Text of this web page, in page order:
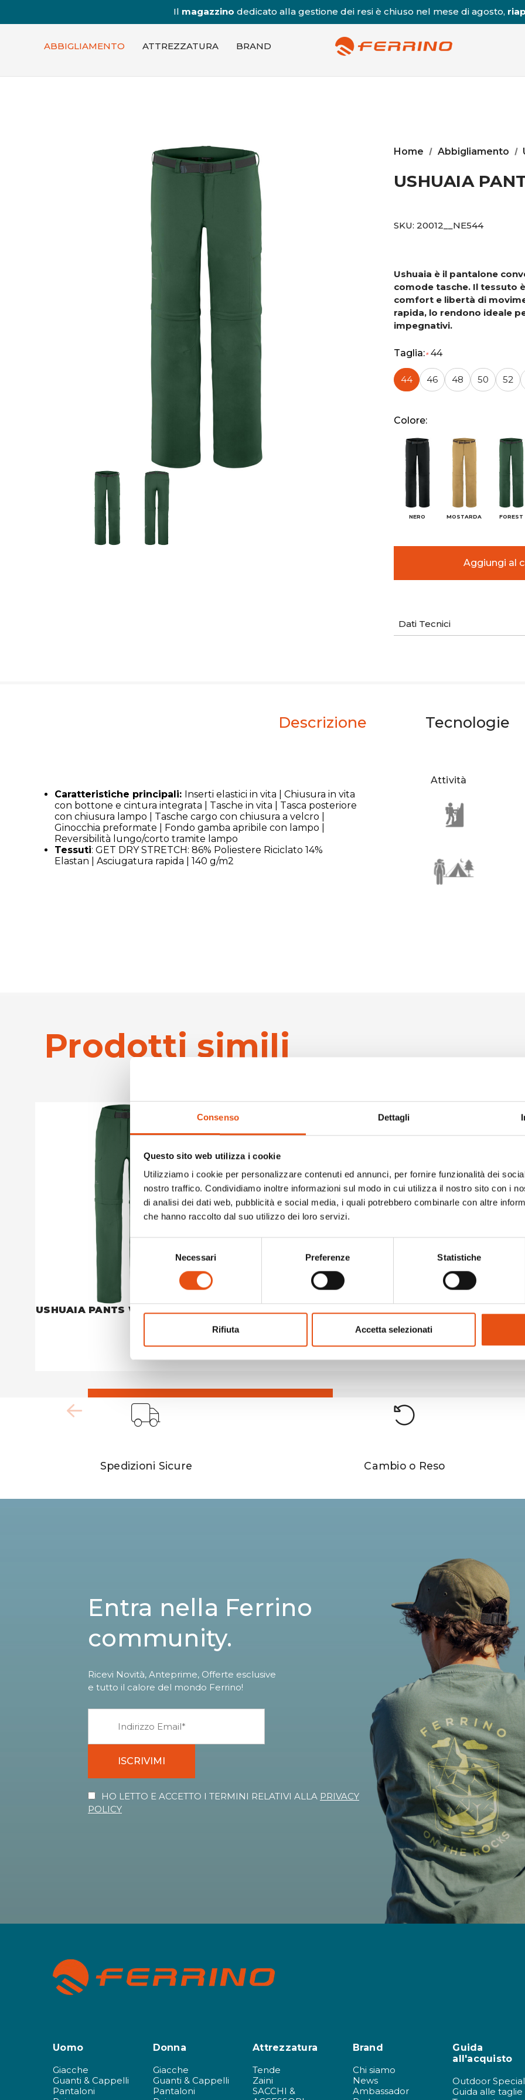
Consenso Dettagli
Questo sito web utilizza i cookie
Utilizziamo i cookie per personalizzare contenuti ed annunci, per fornire funzionalità dei
nostro traffico. Condividiamo inoltre informazioni sul modo in cui utilizza il nostro sito con i
di analisi dei dati web, pubblicità e social media, i quali potrebbero combinarle con altre
che hanno raccolto dal suo utilizzo dei loro servizi.
Selezione
del
Necessari Preferenze Statistiche
Rifiuta Accetta selezionati
Il magazzino dedicato alla gestione dei resi è chiuso nel mese di agosto,
ABBIGLIAMENTO ATTREZZATURA BRAND
Home Abbigliamento
USHUAIA
SKU: 20012__NE544
Ushuaia è il pantalone
comode tasche. Il tessuto
comfort e libertà di
rapida, lo rendono ideale
impegnativi.
Taglia:* 44
44 46 48 50 52
Colore:
NERO MOSTARDA FOREST
Dati Tecnici
Descrizione Tecnologie
Caratteristiche principali: Inserti elastici in vita | Chiusura in vita
con bottone e cintura integrata | Tasche in vita | Tasca posteriore
con chiusura lampo | Tasche cargo con chiusura a velcro |
Ginocchia preformate | Fondo gamba apribile con lampo |
Reversibilità lungo/corto tramite lampo
Tessuti: GET DRY STRETCH: 86% Poliestere Riciclato 14%
Elastan | Asciugatura rapida | 140 g/m2
Attività
Prodotti simili
USHUAIA PANTS WOMAN
€129,90
USHUAIA PANTS MAN
€129,90
USHUAIA PANTS MAN
Spedizioni Sicure Cambio o Reso
Entra nella Ferrino
community.
Ricevi Novità, Anteprime, Offerte esclusive
e tutto il calore del mondo Ferrino!
ISCRIVIMI
HO LETTO E ACCETTO I TERMINI RELATIVI ALLA PRIVACY
POLICY
Uomo
Giacche
Guanti & Cappelli
Pantaloni
Donna
Giacche
Guanti & Cappelli
Pantaloni
Attrezzatura
Tende
Zaini
SACCHI &
Brand
Chi siamo
News
Ambassador
Guida
all'acquisto
Outdoor
Guida alle taglie